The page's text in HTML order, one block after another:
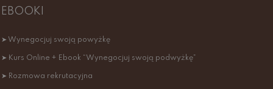
EBOOKI
➤ Wynegocjuj swoją powyżkę
➤ Kurs Online + Ebook “Wynegocjuj swoją podwyżkę”
➤ Rozmowa rekrutacyjna